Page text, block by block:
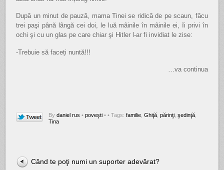
După un minut de pauză, mama Tinei se ridică de pe scaun, făcu
trei paşi până lângă cei doi, le luă mâinile în mâinile ei, îi privi în
ochi şi cu un glas pe care chiar şi Hitler l-ar fi invidiat le zise:
-Trebuie să faceți nuntă!!!
…va continua
Bydaniel rus • poveşti • • Tags:familie ,Ghiţă ,părinţi ,şedinţă
Tina
Când te poţi numi un suporter adevărat?